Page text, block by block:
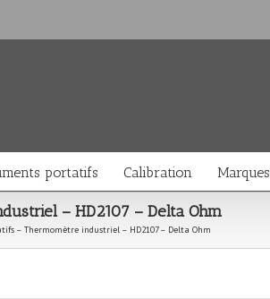
portatifs Calibration Marques
– HD2107 – Delta Ohm
– Thermomètre industriel – HD2107 – Delta Ohm